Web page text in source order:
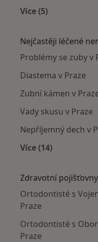
Více (5)
Nejčastěji léčené
Problémy se zuby v
Diastema v Praze
Zubní kámen v
Vady skusu v Praze
Nepříjemný dech v
Více (14)
Zdravotní pojišťovny
Ortodontisté s
Praze
Ortodontisté s
Praze